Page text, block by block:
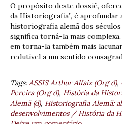
O propósito deste dossiê,
da Historiografia”, é aprofundar
historiografia alemã dos
significa torná-la mais
em torna-la também mais
redutível a um sentido
Tags:ASSIS Arthur Alfaix (Org d),
Pereira (Org d), História da
Alemã (d), Historiografia Alemã:
desenvolvimentos / História da